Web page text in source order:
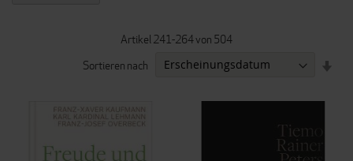
Artikel 241-264von 504
Sortieren nach